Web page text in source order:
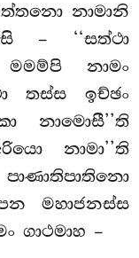
නාමානි
– ‘‘සත්ථා
නාමං
තස්ස ඉච්ඡං
නාමොසී’’ති
නාමා’’ති
මහාජනස්ස
ගාථමාහ –